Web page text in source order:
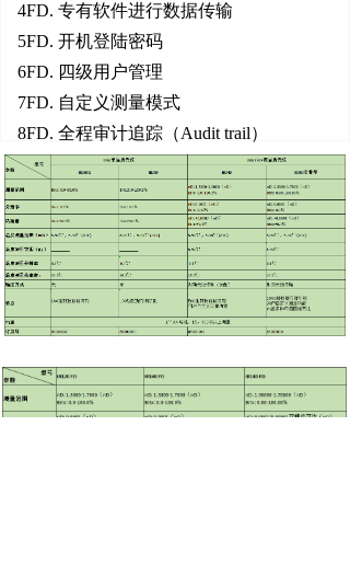
4FD. 专有软件进行数据传输
5FD. 开机登陆密码
6FD. 四级用户管理
7FD. 自定义测量模式
8FD. 全程审计追踪（Audit trail）
9FD. 测量数据自动存储
10FD. 提供仪器FD软件验证证书
11FD. 三年质保
12FD. 标配打印机，作为第二种方案
13FD. 软件免费更新
14FD. 厂家上门3Q、安装调试、培训